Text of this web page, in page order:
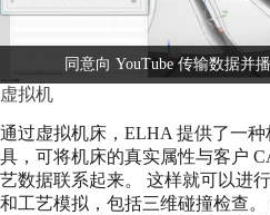
同意向 YouTube 传输数据并
虚拟机
通过虚拟机床，ELHA 提供了一
具，可将机床的真实属性与客户
艺数据联系起来。 这样就可以进
和工艺模拟，包括三维碰撞检查